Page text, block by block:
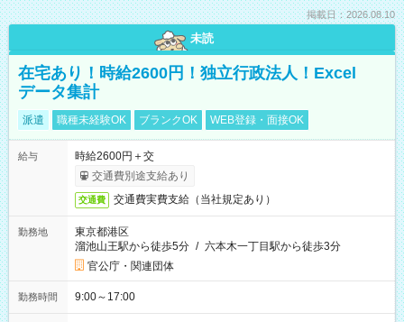
掲載日：2026.08.10
未読
在宅あり！時給2600円！独立行政法人！Excel
データ集計
派遣 職種未経験OK ブランクOK WEB登録・面接OK
給与
時給2600円＋交
交通費別途支給あり
交通費 交通費実費支給（当社規定あり）
勤務地
東京都港区
溜池山王駅から徒歩5分 / 六本木一丁目駅から徒歩3分
官公庁・関連団体
勤務時間 9:00～17:00